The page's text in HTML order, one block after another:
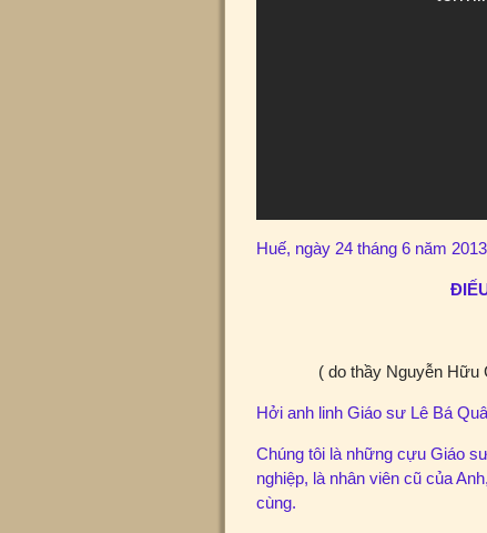
Huế, ngày 24 tháng 6 năm 2013
( do thầy Nguyễn Hữu
Hởi anh linh Giáo sư Lê Bá
Chúng tôi là những cựu Giáo
nghiệp, là nhân viên cũ của
cùng.